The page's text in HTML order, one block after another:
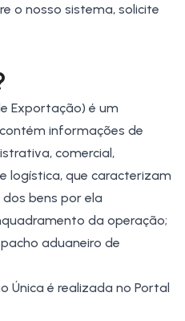
o nosso sistema, solicite
Exportação) é um
informações de
comercial,
logística, que caracterizam
bens por ela
da operação;
aduaneiro de
Única é realizada no Portal